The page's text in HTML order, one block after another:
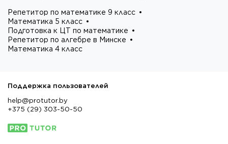
Репетитор по математике 9 класс
Математика 5 класс
Подготовка к ЦТ по математике
Репетитор по алгебре в Минске
Математика 4 класс
Поддержка пользователей
help@protutor.by
+375 (29) 303-50-50